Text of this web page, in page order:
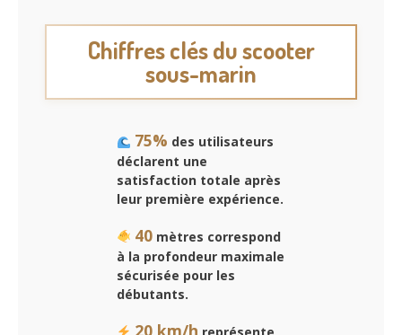
Chiffres clés du scooter
sous-marin
75% des utilisateurs
déclarent une
satisfaction totale après
leur première expérience.
40mètres correspond
à la profondeur maximale
sécurisée pour les
débutants.
20 km/h